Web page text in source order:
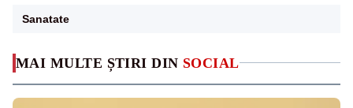
MAI MULTE ȘTIRI DIN SOCIAL
Sanatate